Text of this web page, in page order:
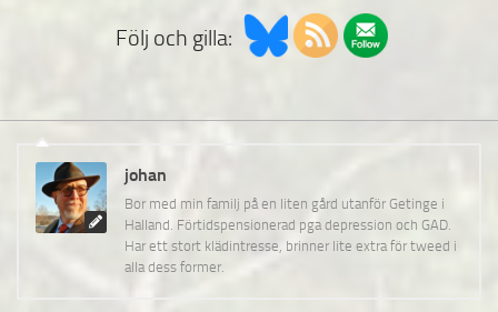
Följ och gilla:
johan
Bor med min familj på en liten gård utanför Getinge i
Halland. Förtidspensionerad pga depression och GAD.
Har ett stort klädintresse, brinner lite extra för tweed i
alla dess former.